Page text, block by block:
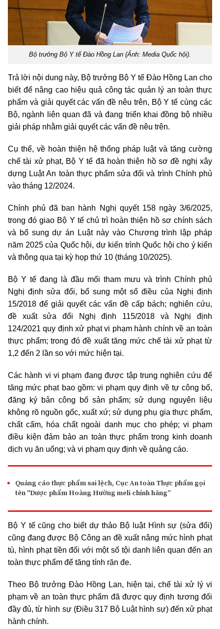
Bộ trưởng Bộ Y tế Đào Hồng Lan (Ảnh: Media Quốc hội).
Trả lời nội dung này, Bộ trưởng Bộ Y tế Đào Hồng Lan cho
biết để nâng cao hiệu quả công tác quản lý an toàn thực
phẩm và giải quyết các vấn đề nêu trên, Bộ Y tế cùng các
Bộ, ngành liên quan đã và đang triển khai đồng bộ nhiều
giải pháp nhằm giải quyết các vấn đề nêu trên.
Cụ thể, về hoàn thiện hệ thống pháp luật và tăng cường
chế tài xử phạt, Bộ Y tế đã hoàn thiện hồ sơ đề nghị xây
dựng Luật An toàn thực phẩm sửa đổi và trình Chính phủ
vào tháng 12/2024.
Chính phủ đã ban hành Nghị quyết 158 ngày 3/6/2025,
trong đó giao Bộ Y tế chủ trì hoàn thiện hồ sơ chính sách
và bổ sung dự án Luật này vào Chương trình lập pháp
năm 2025 của Quốc hội, dự kiến trình Quốc hội cho ý kiến
và thông qua tại kỳ họp thứ 10 (tháng 10/2025).
Bộ Y tế đang là đầu mối tham mưu và trình Chính phủ
Nghị định sửa đổi, bổ sung một số điều của Nghị định
15/2018 để giải quyết các vấn đề cấp bách; nghiên cứu,
đề xuất sửa đổi Nghị định 115/2018 và Nghị định
124/2021 quy định xử phạt vi phạm hành chính về an toàn
thực phẩm; trong đó đề xuất tăng mức chế tài xử phạt từ
1,2 đến 2 lần so với mức hiện tại.
Các hành vi vi phạm đang được tập trung nghiên cứu để
tăng mức phạt bao gồm: vi phạm quy định về tự công bố,
đăng ký bản công bố sản phẩm; sử dụng nguyên liệu
không rõ nguồn gốc, xuất xứ; sử dụng phụ gia thực phẩm,
chất cấm, hóa chất ngoài danh mục cho phép; vi phạm
điều kiện đảm bảo an toàn thực phẩm trong kinh doanh
dịch vụ ăn uống; và vi phạm quy định về quảng cáo.
Quảng cáo thực phẩm sai lệch, Cục An toàn Thực phẩm gọi
tên "Dược phẩm Hoàng Hường meli chính hãng”
Bộ Y tế cũng cho biết dự thảo Bộ luật Hình sự (sửa đổi)
cũng đang được Bộ Công an đề xuất nâng mức hình phạt
tù, hình phạt tiền đối với một số tội danh liên quan đến an
toàn thực phẩm để tăng tính răn đe.
Theo Bộ trưởng Đào Hồng Lan, hiện tại, chế tài xử lý vi
phạm về an toàn thực phẩm đã được quy định tương đối
đầy đủ, từ hình sự (Điều 317 Bộ Luật hình sự) đến xử phạt
hành chính.